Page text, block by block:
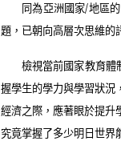
同為亞洲國家/地區
題，已朝向高層次思維的
檢視當前國家教育體
握學生的學力與學習狀況
經濟之際，應著眼於提升
究竟掌握了多少明日世界